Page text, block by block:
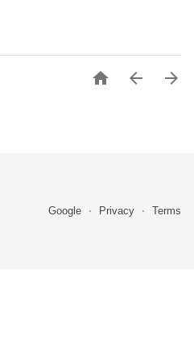
  
Google Privacy Terms